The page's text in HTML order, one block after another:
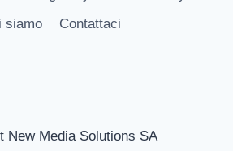
siamo
Contattaci
New Media Solutions SA